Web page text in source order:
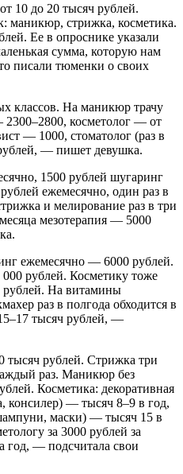
10 до 20 тысяч рублей.
маникюр, стрижка, косметика.
Ее в опроснике указали
сумма, которую нам
писали тюменки о своих
классов. На маникюр трачу
косметолог — от
— 1000, стоматолог (раз в
— пишет девушка.
1500 рублей шугаринг
ежемесячно, один раз в
и мелирование раз в три
мезотерапия — 5000
ежемесячно — 6000 рублей.
рублей. Косметику тоже
рублей. На витамины
раз в полгода обходится в
тысяч рублей, —
рублей. Стрижка три
раз. Маникюр без
Косметика: декоративная
консилер) — тысяч 8–9 в год,
маски) — тысяч 15 в
за 3000 рублей за
год, — подсчитала свои